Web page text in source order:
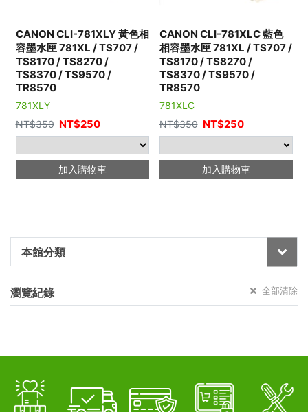
本館分類
瀏覽紀錄 全部清除
CANON CLI-781XLY 黃色相
容墨水匣 781XL / TS707 /
TS8170 / TS8270 /
TS8370 / TS9570 /
TR8570
781XLY
NT$350 NT$250
加入購物車
CANON CLI-781XLC 藍色
相容墨水匣 781XL / TS707 /
TS8170 / TS8270 /
TS8370 / TS9570 /
TR8570
781XLC
NT$350 NT$250
加入購物車